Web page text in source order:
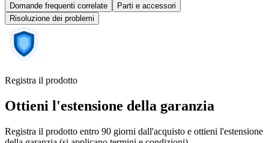
Domande frequenti correlate
Parti e accessori
Risoluzione dei problemi
Registra il prodotto
Ottieni l'estensione della garanzia
Registra il prodotto entro 90 giorni dall'acquisto e ottieni l'estensione